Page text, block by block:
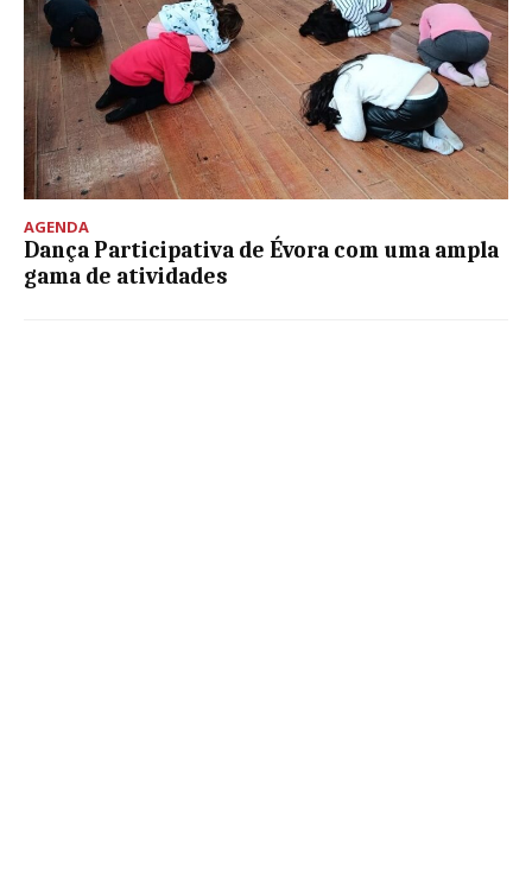
AGENDA
Dança Participativa de Évora com uma ampla
gama de atividades